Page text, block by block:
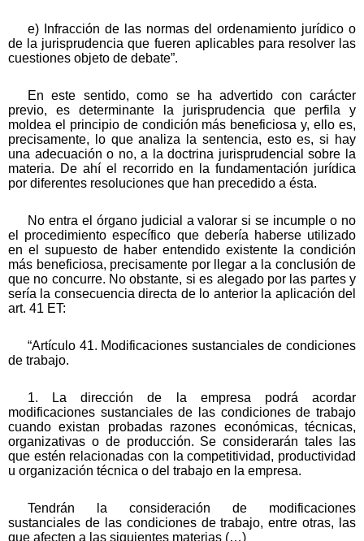
e) Infracción de las normas del ordenamiento jurídico o
de la jurisprudencia que fueren aplicables para resolver las
cuestiones objeto de debate”.
En este sentido, como se ha advertido con carácter
previo, es determinante la jurisprudencia que perfila y
moldea el principio de condición más beneficiosa y, ello es,
precisamente, lo que analiza la sentencia, esto es, si hay
una adecuación o no, a la doctrina jurisprudencial sobre la
materia. De ahí el recorrido en la fundamentación jurídica
por diferentes resoluciones que han precedido a ésta.
No entra el órgano judicial a valorar si se incumple o no
el procedimiento específico que debería haberse utilizado
en el supuesto de haber entendido existente la condición
más beneficiosa, precisamente por llegar a la conclusión de
que no concurre. No obstante, si es alegado por las partes y
sería la consecuencia directa de lo anterior la aplicación del
art. 41 ET:
“Artículo 41. Modificaciones sustanciales de condiciones
de trabajo.
1. La dirección de la empresa podrá acordar
modificaciones sustanciales de las condiciones de trabajo
cuando existan probadas razones económicas, técnicas,
organizativas o de producción. Se considerarán tales las
que estén relacionadas con la competitividad, productividad
u organización técnica o del trabajo en la empresa.
Tendrán la consideración de modificaciones
sustanciales de las condiciones de trabajo, entre otras, las
que afecten a las siguientes materias (…)